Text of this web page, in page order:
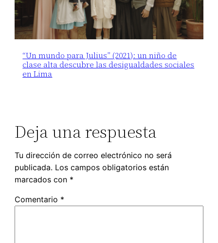
“Un mundo para Julius” (2021): un niño de
clase alta descubre las desigualdades sociales
en Lima
Deja una respuesta
Tu dirección de correo electrónico no será
publicada. Los campos obligatorios están
marcados con *
Comentario *